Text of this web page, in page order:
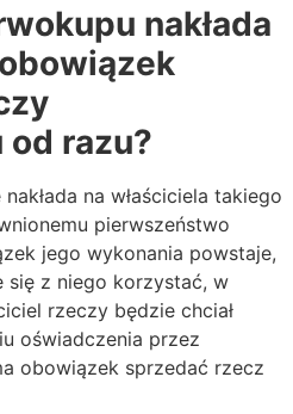
nakłada
razu?
na właściciela takiego
pierwszeństwo
jego wykonania powstaje,
się z niego korzystać, w
rzeczy będzie chciał
oświadczenia przez
obowiązek sprzedać rzecz